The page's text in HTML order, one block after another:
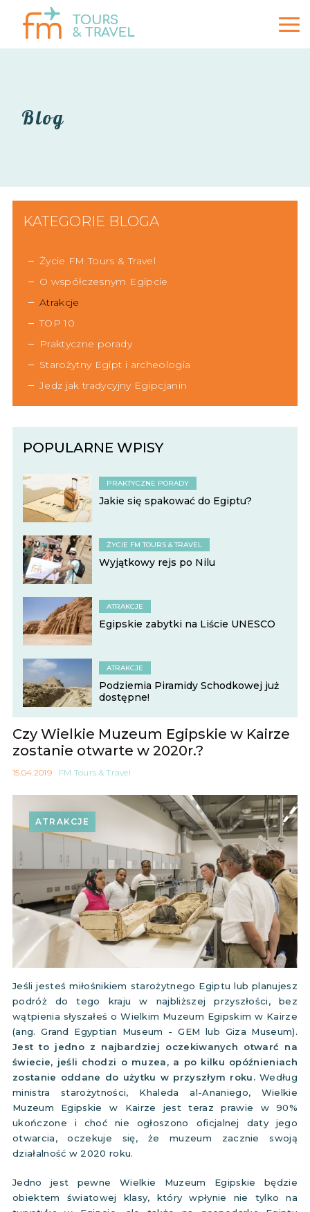
Blog
Czy Wielkie Muzeum Egipskie w Kairze
zostanie otwarte w 2020r.?
15.04.2019 FM Tours & Travel
ATRAKCJE
Jeśli jesteś miłośnikiem starożytnego Egiptu lub planujesz
podróż do tego kraju w najbliższej przyszłości, bez
wątpienia słyszałeś o Wielkim Muzeum Egipskim w Kairze
(ang. Grand Egyptian Museum - GEM lub Giza Museum).
Jest to jedno z najbardziej oczekiwanych otwarć na
świecie, jeśli chodzi o muzea, a po kilku opóźnieniach
zostanie oddane do użytku w przyszłym roku.Według
ministra starożytności, Khaleda al-Ananiego, Wielkie
Muzeum Egipskie w Kairze jest teraz prawie w 90%
ukończone i choć nie ogłoszono oficjalnej daty jego
otwarcia, oczekuje się, że muzeum zacznie swoją
działalność w 2020 roku.
Jedno jest pewne Wielkie Muzeum Egipskie będzie
obiektem światowej klasy, który wpłynie nie tylko na
KATEGORIE BLOGA
Życie FM Tours & Travel
O współczesnym Egipcie
Atrakcje
TOP 10
Praktyczne porady
Starożytny Egipt i archeologia
Jedz jak tradycyjny Egipcjanin
POPULARNE WPISY
PRAKTYCZNE PORADY
Jakie się spakować do Egiptu?
ŻYCIE FM TOURS & TRAVEL
Wyjątkowy rejs po Nilu
ATRAKCJE
Egipskie zabytki na Liście UNESCO
ATRAKCJE
Podziemia Piramidy Schodkowej już
dostępne!